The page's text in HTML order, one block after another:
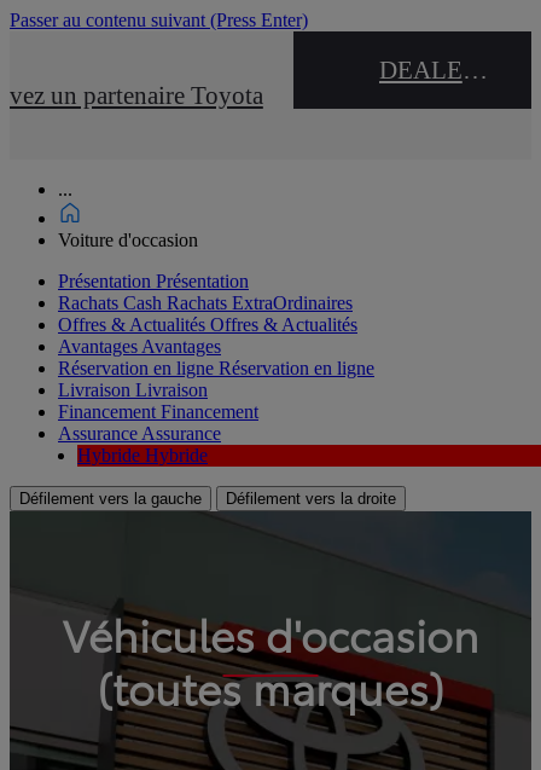
Passer au contenu suivant (Press Enter)
un partenaire Toyota
DEALER NAME
...
Voiture d'occasion
Présentation Présentation
Rachats Cash Rachats ExtraOrdinaires
Offres & Actualités Offres & Actualités
Avantages Avantages
Réservation en ligne Réservation en ligne
Livraison Livraison
Financement Financement
Assurance Assurance
Hybride Hybride
Défilement vers la gauche Défilement vers la droite
Véhicules d'occasion
(toutes marques)